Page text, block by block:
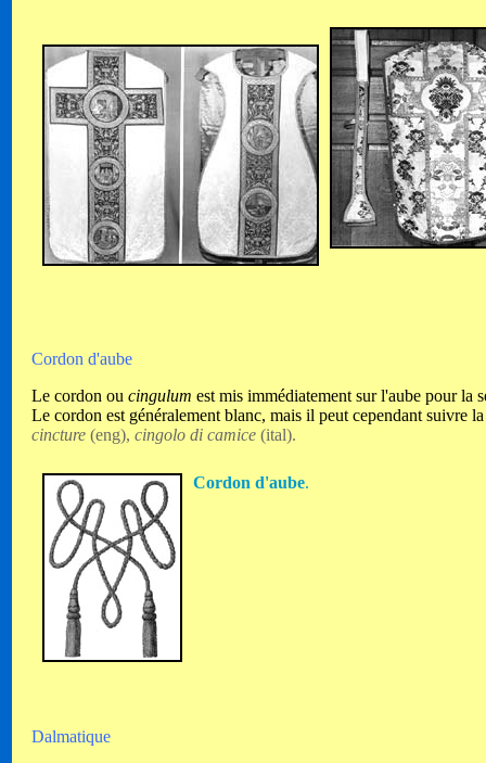
Cordon d'aube
Le cordon ou cingulum est mis immédiatement sur l'aube pour la
Le cordon est généralement blanc, mais il peut cependant suivre
cincture (eng), cingolo di camice (ital).
Cordon d'aube.
Dalmatique